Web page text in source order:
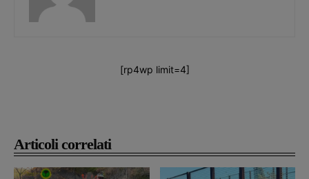
Articoli correlati
[rp4wp limit=4]